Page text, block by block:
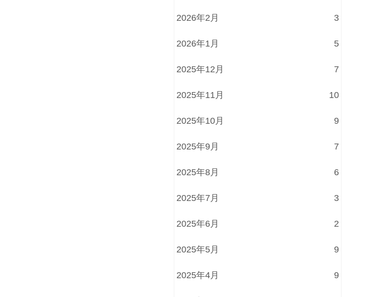
2026年2月 3
2026年1月 5
2025年12月 7
2025年11月 10
2025年10月 9
2025年9月 7
2025年8月 6
2025年7月 3
2025年6月 2
2025年5月 9
2025年4月 9